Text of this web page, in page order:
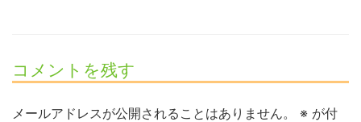
コメントを残す
メールアドレスが公開されることはありません。 ※ が付